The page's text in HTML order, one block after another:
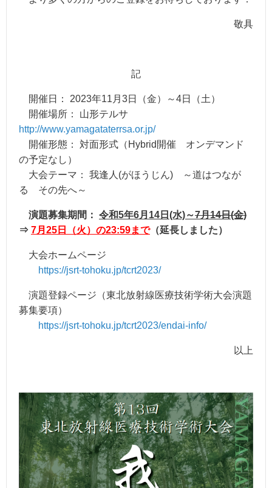
敬具
記
開催日： 2023年11月3日（金）～4日（土）
開催場所： 山形テルサ
http://www.yamagataterrsa.or.jp/
開催形態： 対面形式（Hybrid開催 オンデマンド
の予定なし）
大会テーマ： 我逢人(がほうじん) ～道はつなが
る その先へ～
演題募集期間： 令和5年6月14日(水)～7月14日(金)
⇒ 7月25日（火）の23:59まで（延長しました）
大会ホームページ
https://jsrt-tohoku.jp/tcrt2023/
演題登録ページ（東北放射線医療技術学術大会演題
募集要項）
https://jsrt-tohoku.jp/tcrt2023/endai-info/
以上